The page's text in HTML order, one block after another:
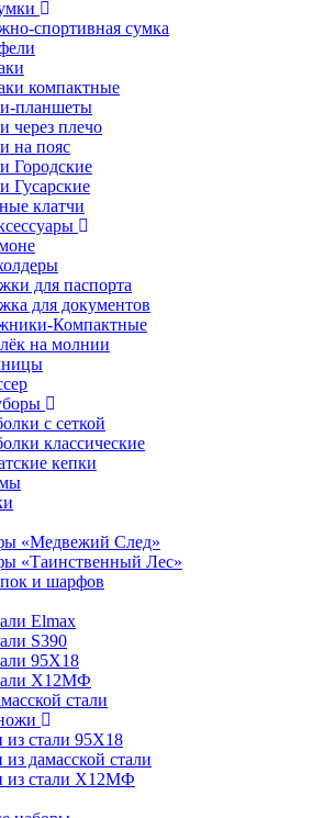
спортивная сумка
компактные
планшеты
через плечо
на пояс
Городские
Гусарские
клатчи
для паспорта
для документов
Компактные
на молнии
с сеткой
классические
кепки
«Медвежий След»
«Таинственный Лес»
и шарфов
Elmax
S390
95X18
Х12МФ
стали
стали 95X18
дамасской стали
из стали Х12МФ